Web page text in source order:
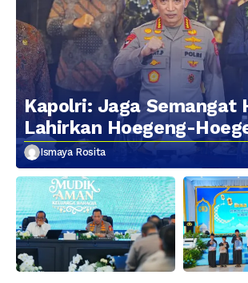
Kapolri: Jaga Semangat
Lahirkan Hoegeng-
Berikutnya
Ismaya Rosita